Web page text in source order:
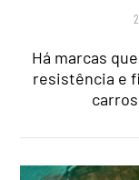
Há marcas
resistência e